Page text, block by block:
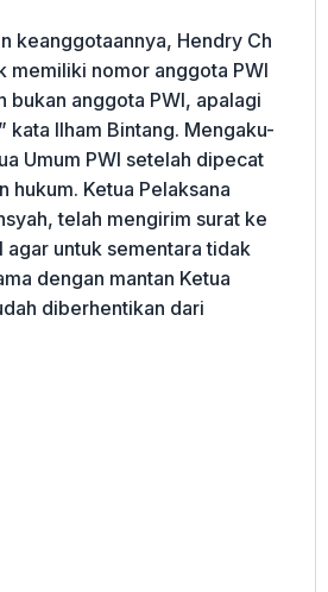
keanggotaannya, Hendry Ch
memiliki nomor anggota PWI
bukan anggota PWI, apalagi
kata Ilham Bintang. Mengaku-
Umum PWI setelah dipecat
hukum. Ketua Pelaksana
telah mengirim surat ke
agar untuk sementara tidak
dengan mantan Ketua
diberhentikan dari